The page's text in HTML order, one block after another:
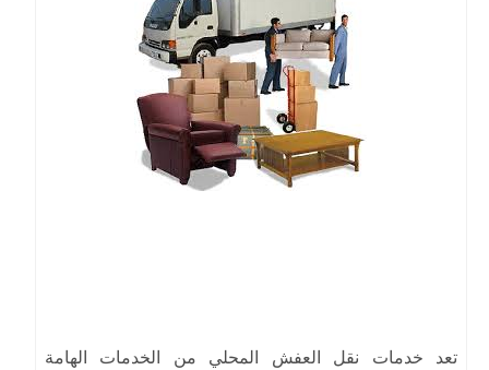
تعد خدمات نقل العفش المحلي من الخدمات الهامة